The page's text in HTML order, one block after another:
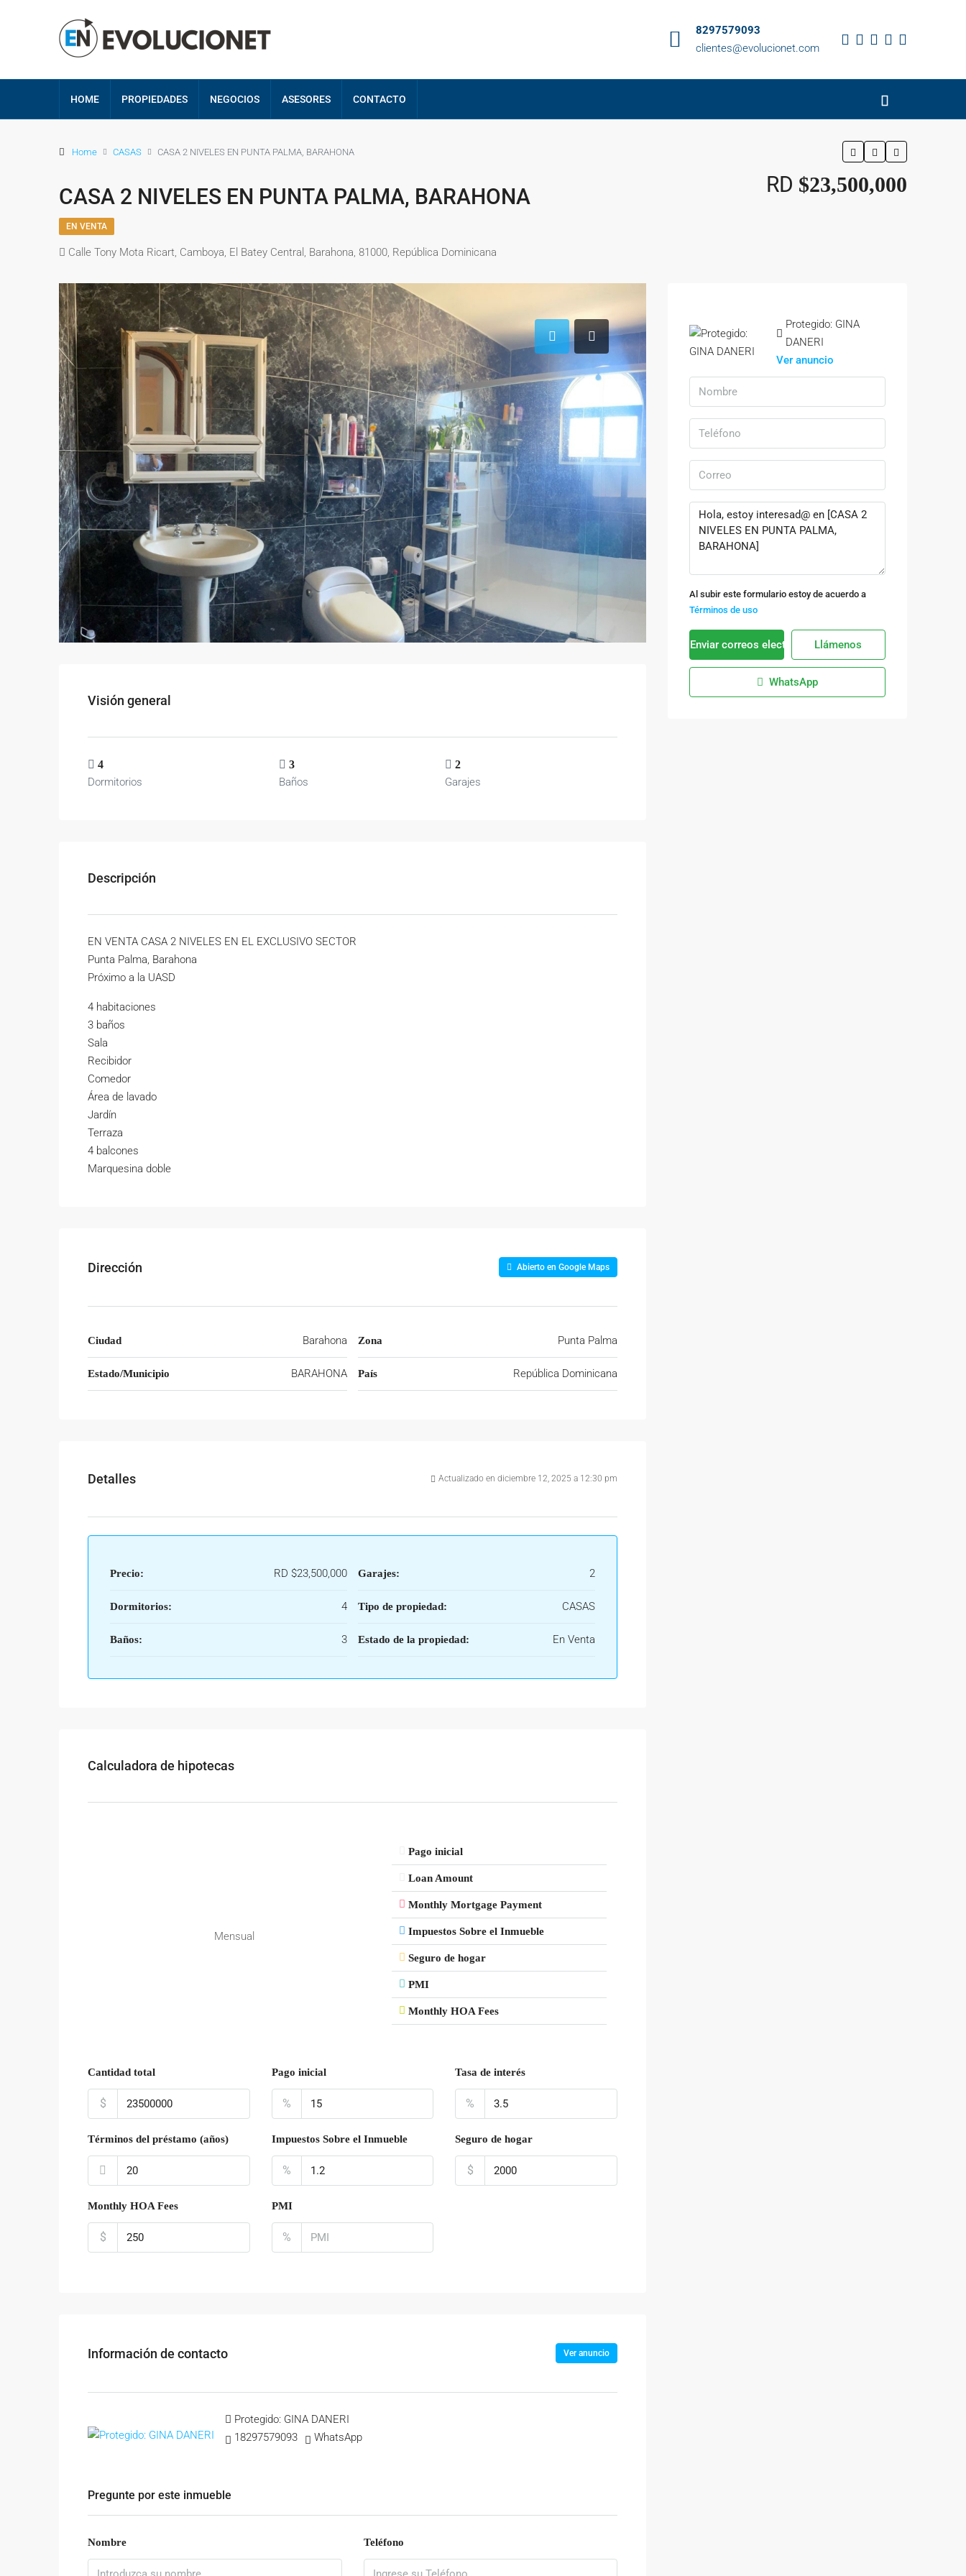
8297579093
clientes@evolucionet.com
HOME PROPIEDADES NEGOCIOS ASESORES CONTACTO
Home CASAS CASA 2 NIVELES EN PUNTA PALMA, BARAHONA
CASA 2 NIVELES EN PUNTA PALMA, BARAHONA RD $23,500,000
EN VENTA
Calle Tony Mota Ricart, Camboya, El Batey Central, Barahona, 81000, República Dominicana
Visión general
4
Dormitorios
3
Baños
2
Garajes
Descripción
EN VENTA CASA 2 NIVELES EN EL EXCLUSIVO SECTOR
Punta Palma, Barahona
Próximo a la UASD
4 habitaciones
3 baños
Sala
Recibidor
Comedor
Área de lavado
Jardín
Terraza
4 balcones
Marquesina doble
Dirección Abierto en Google Maps
Ciudad Barahona
Estado/Municipio BARAHONA
Zona Punta Palma
País República Dominicana
Detalles Actualizado en diciembre 12, 2025 a 12:30 pm
Precio: RD $23,500,000
Dormitorios: 4
Baños: 3
Garajes: 2
Tipo de propiedad: CASAS
Estado de la propiedad: En Venta
Calculadora de hipotecas
Mensual
Pago inicial
Loan Amount
Monthly Mortgage Payment
Impuestos Sobre el Inmueble
Seguro de hogar
PMI
Monthly HOA Fees
Cantidad total
$
Pago inicial
%
Tasa de interés
%
Términos del préstamo (años) Impuestos Sobre el Inmueble
%
Seguro de hogar
$
Monthly HOA Fees
$
PMI
%
Información de contacto Ver anuncio
Protegido: GINA DANERI
18297579093
WhatsApp
Pregunte por este inmueble
Nombre Teléfono
Protegido: GINA
DANERI
Ver anuncio
Al subir este formulario estoy de acuerdo a
Términos de uso
Enviar correos electrónicosLlámenos
WhatsApp